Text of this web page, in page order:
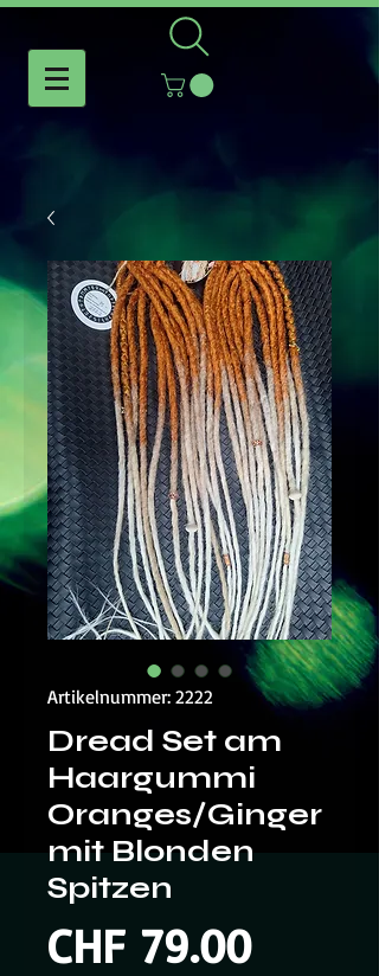
Artikelnummer: 2222
Dread Set am
Haargummi
Oranges/Ginger
mit Blonden
Spitzen
CHF 79.00Preis